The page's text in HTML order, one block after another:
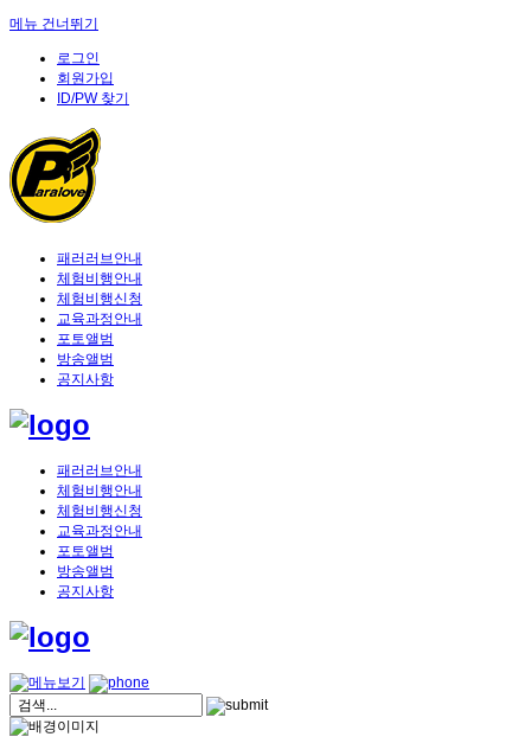
메뉴 건너뛰기
로그인
회원가입
ID/PW 찾기
패러러브안내
체험비행안내
체험비행신청
교육과정안내
포토앨범
방송앨범
공지사항
패러러브안내
체험비행안내
체험비행신청
교육과정안내
포토앨범
방송앨범
공지사항